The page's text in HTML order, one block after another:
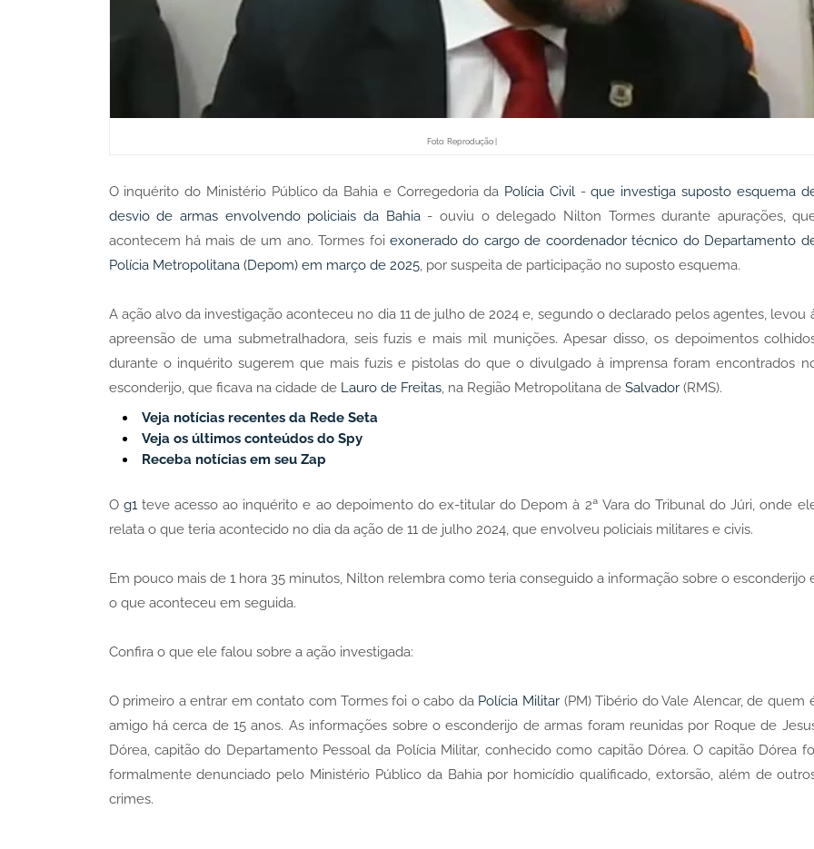
Foto: Reprodução |
O inquérito do Ministério Público da Bahia e Corregedoria da Polícia Civil-que investiga suposto esquema
desvio de armas envolvendo policiais da Bahia- ouviu o delegado Nilton Tormes durante apurações,
acontecem há mais de um ano. Tormes foi exonerado do cargo de coordenador técnico do Departamento
Polícia Metropolitana (Depom) em março de 2025, por suspeita de participação no suposto esquema.
A ação alvo da investigação aconteceu no dia 11 de julho de 2024 e, segundo o declarado pelos agentes, levou
apreensão de uma submetralhadora, seis fuzis e mais mil munições. Apesar disso, os depoimentos
durante o inquérito sugerem que mais fuzis e pistolas do que o divulgado à imprensa foram encontrados
esconderijo, que ficava na cidade de Lauro de Freitas, na Região Metropolitana de Salvador(RMS).
Veja notícias recentes da Rede Seta
Veja os últimos conteúdos do Spy
Receba notícias em seu Zap
O g1teve acesso ao inquérito e ao depoimento do ex-titular do Depom à 2ª Vara do Tribunal do Júri, onde
relata o que teria acontecido no dia da ação de 11 de julho 2024, que envolveu policiais militares e civis.
Em pouco mais de 1 hora 35 minutos, Nilton relembra como teria conseguido a informação sobre o esconderijo
o que aconteceu em seguida.
Confira o que ele falou sobre a ação investigada:
O primeiro a entrar em contato com Tormes foi o cabo da Polícia Militar(PM) Tibério do Vale Alencar, de quem
amigo há cerca de 15 anos. As informações sobre o esconderijo de armas foram reunidas por Roque de
Dórea, capitão do Departamento Pessoal da Polícia Militar, conhecido como capitão Dórea. O capitão Dórea
formalmente denunciado pelo Ministério Público da Bahia por homicídio qualificado, extorsão, além de
crimes.